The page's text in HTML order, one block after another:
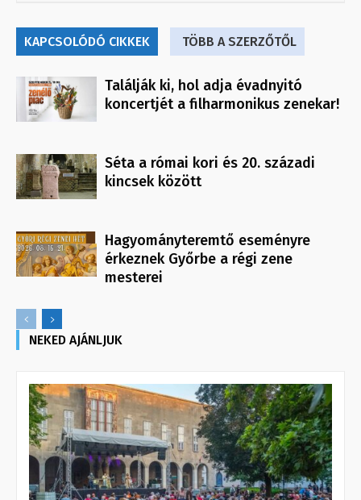
KAPCSOLÓDÓ CIKKEK TÖBB A SZERZŐTŐL
Találják ki, hol adja évadnyitó
koncertjét a filharmonikus zenekar!
Séta a római kori és 20. századi
kincsek között
Hagyományteremtő eseményre
érkeznek Győrbe a régi zene
mesterei
NEKED AJÁNLJUK